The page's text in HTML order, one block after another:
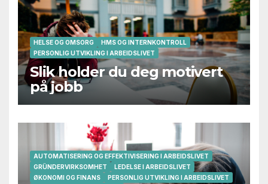
HELSE OG OMSORG
HMS OG INTERNKONTROLL
PERSONLIG UTVIKLING I ARBEIDSLIVET
Slik holder du deg motivert
på jobb
AUTOMATISERING OG EFFEKTIVISERING I ARBEIDSLIVET
GRÜNDERVIRKSOMHET
LEDELSE I ARBEIDSLIVET
ØKONOMI OG FINANS
PERSONLIG UTVIKLING I ARBEIDSLIVET